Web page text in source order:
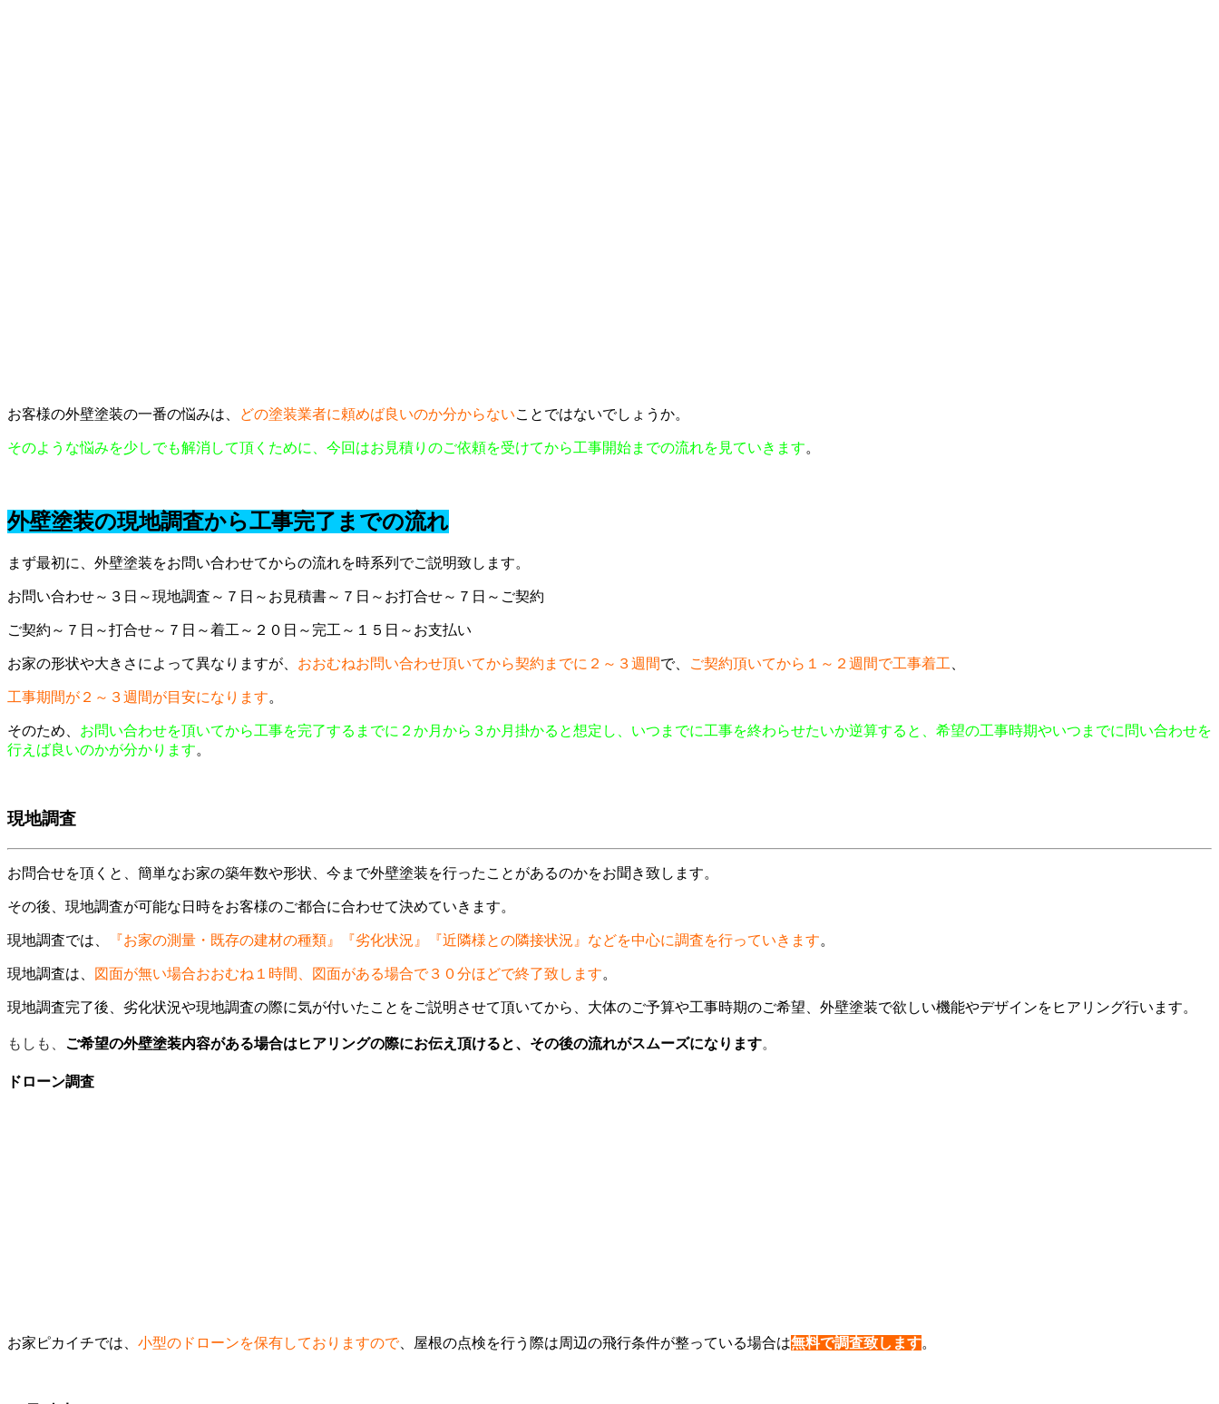
お客様の外壁塗装の一番の悩みは、 どの塗装業者に頼めば良いのか分からないことではないでしょうか。
そのような悩みを少しでも解消して頂くために、今回はお見積りのご依頼を受けてから工事開始までの流れを見ていきます。
外壁塗装の現地調査から工事完了までの流れ
まず最初に、外壁塗装をお問い合わせてからの流れを時系列でご説明致します。
お問い合わせ～３日～現地調査～７日～お見積書～７日～お打合せ～７日～ご契約
ご契約～７日～打合せ～７日～着工～２０日～完工～１５日～お支払い
お家の形状や大きさによって異なりますが、 おおむねお問い合わせ頂いてから契約までに２～３週間で、 ご契約頂いてから１～２週間で工事着工
工事期間が２～３週間が目安になります。
そのため、 お問い合わせを頂いてから工事を完了するまでに２か月から３か月掛かると想定し、いつまでに工事を終わらせたいか逆算すると、希望の工事時期やいつまでに問い合わせを
行えば良いのかが分かります。
現地調査
お問合せを頂くと、簡単なお家の築年数や形状、今まで外壁塗装を行ったことがあるのかをお聞き致します。
その後、現地調査が可能な日時をお客様のご都合に合わせて決めていきます。
現地調査では、 『お家の測量・既存の建材の種類』『劣化状況』『近隣様との隣接状況』などを中心に調査を行っていきます。
現地調査は、 図面が無い場合おおむね１時間、図面がある場合で３０分ほどで終了致します。
現地調査完了後、劣化状況や現地調査の際に気が付いたことをご説明させて頂いてから、大体のご予算や工事時期のご希望、外壁塗装で欲しい機能やデザインをヒアリング行います。
もしも、 ご希望の外壁塗装内容がある場合はヒアリングの際にお伝え頂けると、その後の流れがスムーズになります。
ドローン調査
お家ピカイチでは、 小型のドローンを保有しておりますので、屋根の点検を行う際は周辺の飛行条件が整っている場合は無料で調査致します。